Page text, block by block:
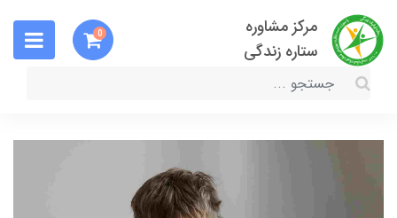
مرکز مشاوره
ستاره زندگی
0